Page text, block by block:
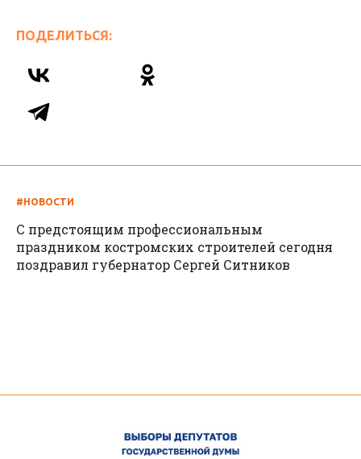
ПОДЕЛИТЬСЯ:
#НОВОСТИ
С предстоящим профессиональным
праздником костромских строителей сегодня
поздравил губернатор Сергей Ситников